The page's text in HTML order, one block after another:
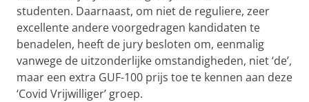
studenten. Daarnaast, om niet de reguliere, zeer
excellente andere voorgedragen kandidaten te
benadelen, heeft de jury besloten om, eenmalig
vanwege de uitzonderlijke omstandigheden, niet ‘de’,
maar een extra GUF-100 prijs toe te kennen aan deze
‘Covid Vrijwilliger’ groep.